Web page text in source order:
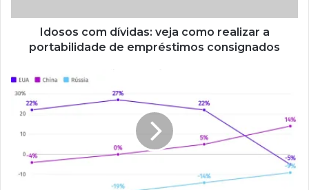
Idosos com dívidas: veja como realizar a
portabilidade de empréstimos consignados